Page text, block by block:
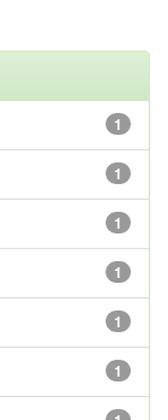
1
1
1
1
1
1